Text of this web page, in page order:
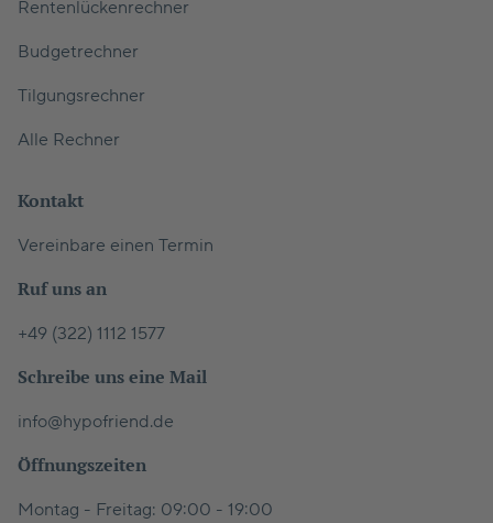
Rentenlückenrechner
Budgetrechner
Tilgungsrechner
Alle Rechner
Kontakt
Vereinbare einen Termin
Ruf uns an
+49 (322) 1112 1577
Schreibe uns eine Mail
info@hypofriend.de
Öffnungszeiten
Montag - Freitag: 09:00 - 19:00